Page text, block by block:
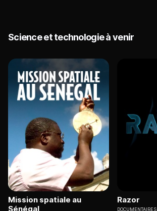
Science et technologie à venir
Mission spatiale au
Sénégal
Razor
DOCUMENTAIRES